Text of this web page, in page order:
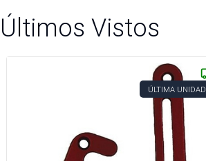
Últimos Vistos
ÚLTIMA UNIDAD